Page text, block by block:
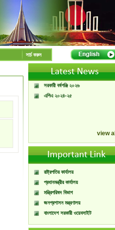
সার্চ করুন
A Handbook of
Government Press
Citizen Charter of
Bangladesh Government
Press
সরকারী বর্ষপঞ্জি ২০২৬
এপিএ ২০২৪-২৫
view all
রাষ্ট্রপতির কার্যালয়
প্রধানমন্ত্রীর কার্যালয়
মন্ত্রিপরিষদ বিভাগ
জনপ্রশাসন মন্ত্রণালয়
বাংলাদেশ সরকারী ওয়েবসাইট